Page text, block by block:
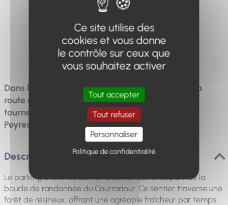
Difficulté
Difficile
Dans la commune de Thorame-Haute, prenez la
route en voiture jusqu'à Colle-Saint-Michel, puis
tournez à gauche en direction du hameau de
Peyresq, qui a été entièrement rénové
Description
Le parking à l'entrée du hameau marque le départ de la
boucle de randonnée du Courradour. Ce sentier traverse une
forêt de résineux, offrant une agréable fraîcheur par temps
Ce site utilise des
cookies et vous donne
le contrôle sur ceux que
vous souhaitez activer
Tout accepter
Tout refuser
Personnaliser
Politique de confidentialité